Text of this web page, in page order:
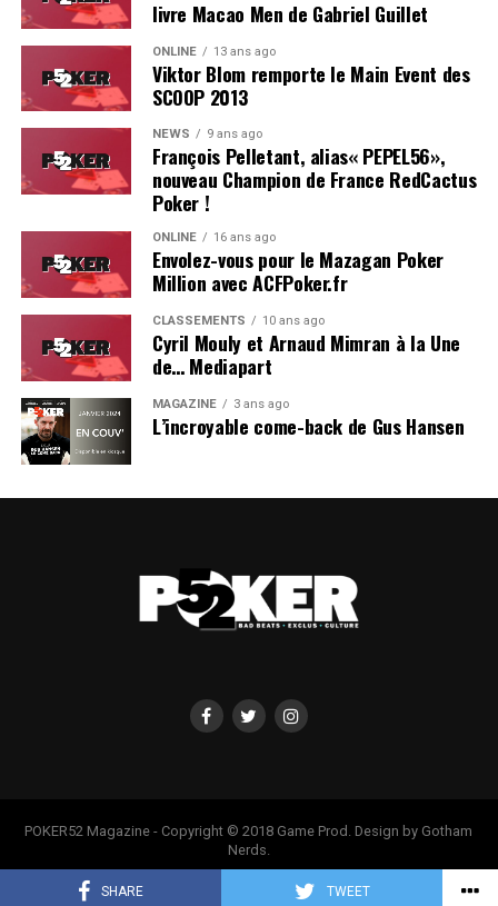
SHARE TWEET
Soleau à gauche, sorti par Logghe au centre
livre Macao Men de Gabriel Guillet
ONLINE 13 ans ago
Viktor Blom remporte le Main Event des
SCOOP 2013
NEWS 9 ans ago
François Pelletant, alias« PEPEL56»,
nouveau Champion de France RedCactus
Poker !
ONLINE 16 ans ago
Envolez-vous pour le Mazagan Poker
Million avec ACFPoker.fr
CLASSEMENTS 10 ans ago
Cyril Mouly et Arnaud Mimran à la Une
de… Mediapart
MAGAZINE 3 ans ago
L’incroyable come-back de Gus Hansen
POKER52 Magazine - Copyright © 2018 Game Prod. Design by Gotham
Nerds.